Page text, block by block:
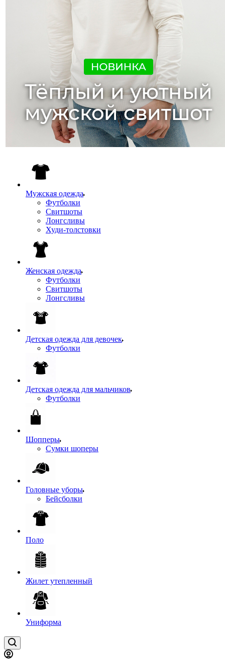
Мужская одежда
Футболки
Свитшоты
Лонгсливы
Худи-толстовки
Женская одежда
Футболки
Свитшоты
Лонгсливы
Детская одежда для девочек
Футболки
Детская одежда для мальчиков
Футболки
Шопперы
Сумки шоперы
Головные уборы
Бейсболки
Поло
Жилет утепленный
Униформа